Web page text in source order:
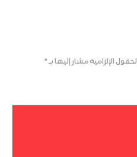
الحقول الإلزامية مشار إليها بـ*